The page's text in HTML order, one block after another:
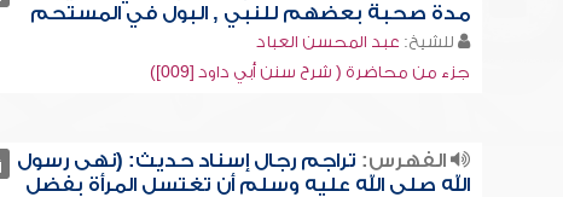
مدة صحبة بعضهم للنبي , البول في المستحم
للشيخ: عبد المحسن العباد
جزء من محاضرة ( شرح سنن أبي داود [009])
الفهرس: تراجم رجال إسناد حديث: (نهى رسول
الله صلى الله عليه وسلم أن تغتسل المرأة بفضل